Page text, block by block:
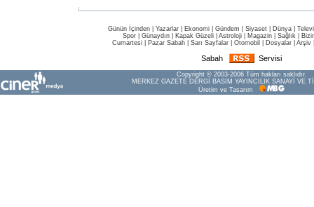
Günün İçinden Yazarlar Ekonomi Gündem Siyaset Dünya |
Spor
Günaydın Kapak Güzeli Astroloji Magazin Sağlık
Cumartesi
Pazar Sabah Sarı Sayfalar Otomobil Dosyalar Arşiv
Sabah Servisi
Copyright © 2003-2006 Tüm hakları saklıdır.
MERKEZ GAZETE DERGİ BASIM YAYINCILIK SANAYİ VE
Üretim ve Tasarım